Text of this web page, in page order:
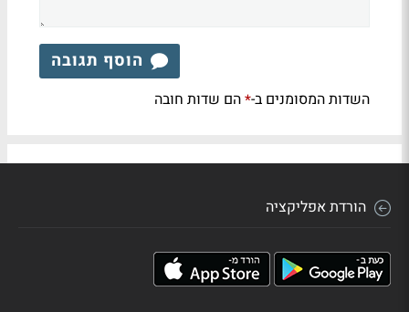
הוסף תגובה
השדות המסומנים ב-*הם שדות חובה
הורדת אפליקציה